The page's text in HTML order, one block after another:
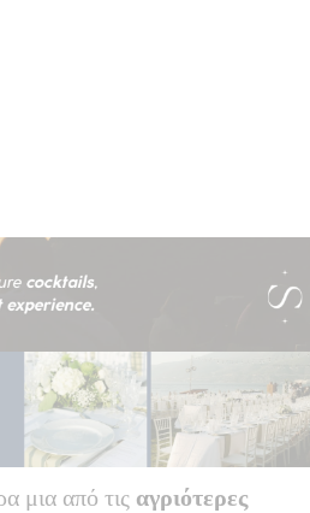
μια από τις αγριότερες